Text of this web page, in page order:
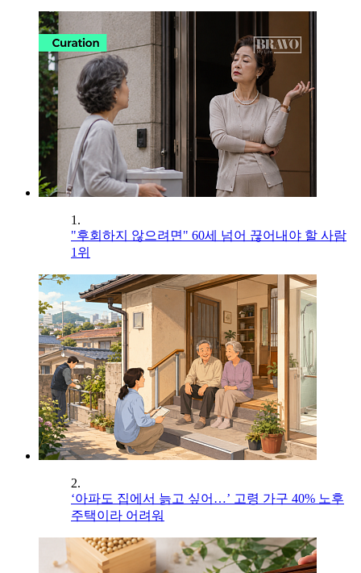
1.
"후회하지 않으려면" 60세 넘어 끊어내야 할 사람
1위
2.
‘아파도 집에서 늙고 싶어…’ 고령 가구 40% 노후
주택이라 어려워